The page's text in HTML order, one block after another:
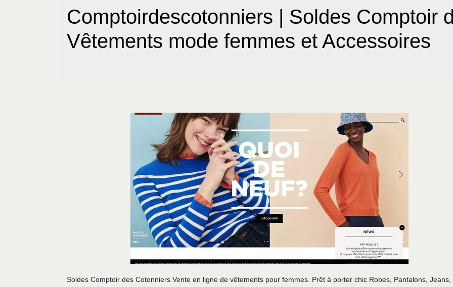
Comptoirdescotonniers | Soldes Comptoir
Vêtements mode femmes et Accessoires
Soldes Comptoir des Cotonniers Vente en ligne de vêtements pour femmes. Prêt à porter chic Robes, Pantalons, Jeans,